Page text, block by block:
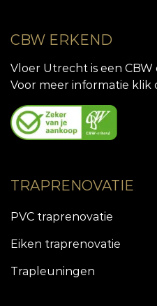
CBW ERKEND
Vloer Utrecht is een
Voor meer informatie klik
TRAPRENOVATIE
PVC traprenovatie
Eiken traprenovatie
Trapleuningen